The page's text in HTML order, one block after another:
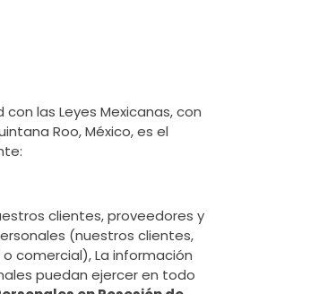
las Leyes Mexicanas, con
Roo, México, es el
clientes, proveedores y
(nuestros clientes,
comercial), La información
puedan ejercer en todo